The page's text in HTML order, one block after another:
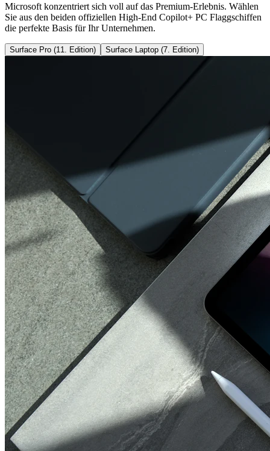
Microsoft konzentriert sich voll auf das Premium-Erlebnis. Wählen
Sie aus den beiden offiziellen High-End Copilot+ PC Flaggschiffen
die perfekte Basis für Ihr Unternehmen.
Surface Pro (11. Edition) Surface Laptop (7. Edition)